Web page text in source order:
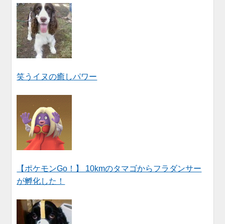
笑うイヌの癒しパワー
【ポケモンGo！】 10kmのタマゴからフラダンサー
が孵化した！